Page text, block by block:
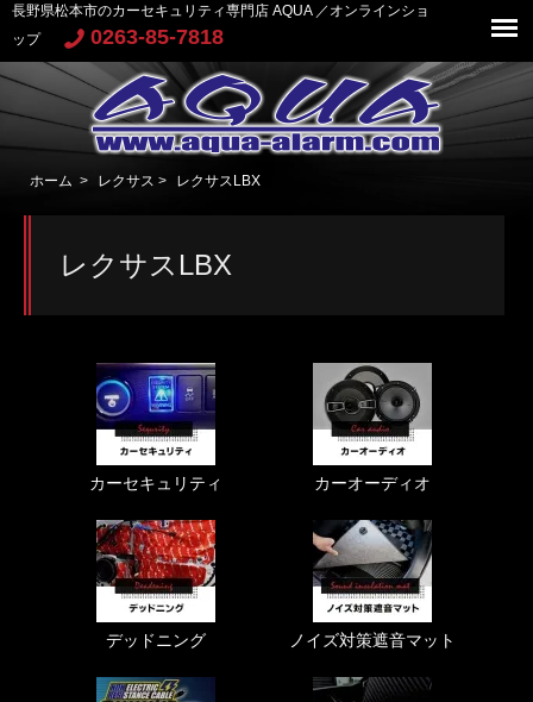
長野県松本市のカーセキュリティ専門店 AQUA ／オンラインショ
ップ
0263-85-7818
ホーム > レクサス > レクサスLBX
レクサスLBX
カーセキュリティ カーオーディオ
デッドニング ノイズ対策遮音マット